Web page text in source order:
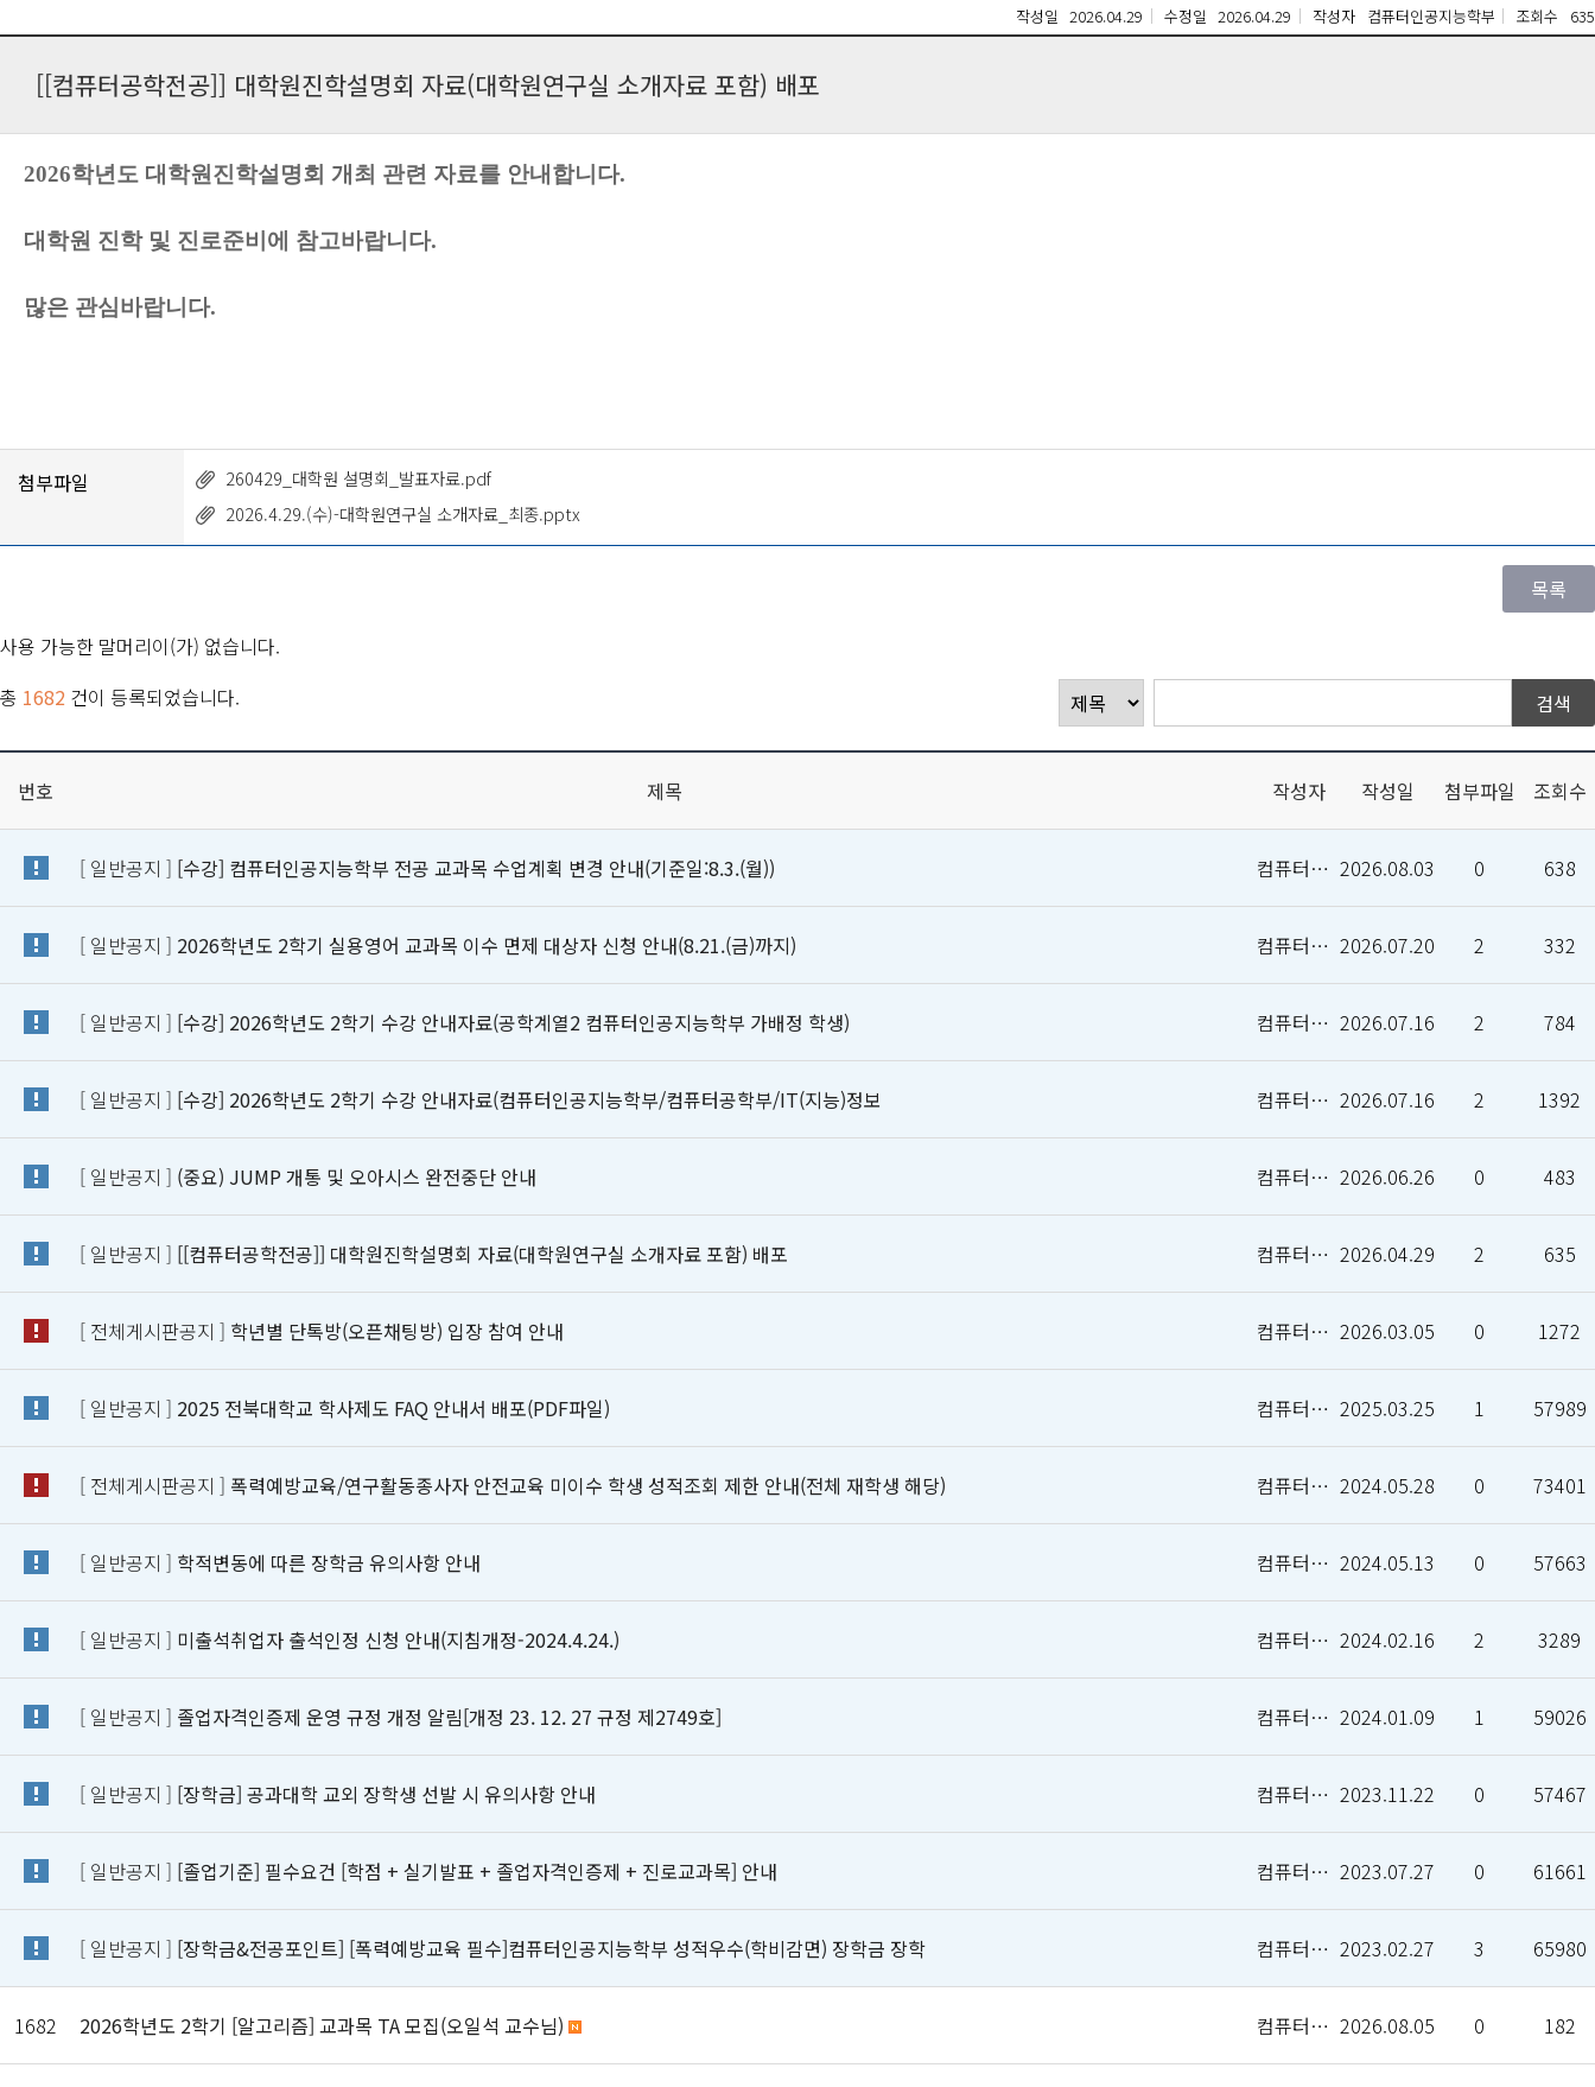
작성일 2026.04.29 수정일 2026.04.29 작성자 컴퓨터인공지능학부 조회수 635
[[컴퓨터공학전공]] 대학원진학설명회 자료(대학원연구실 소개자료 포함) 배포
2026학년도 대학원진학설명회 개최 관련 자료를 안내합니다.
대학원 진학 및 진로준비에 참고바랍니다.
많은 관심바랍니다.
첨부파일
260429_대학원 설명회_발표자료.pdf
2026.4.29.(수)-대학원연구실 소개자료_최종.pptx
사용 가능한 말머리이(가) 없습니다.
총 1682 건이 등록되었습니다.
번호 제목 작성자 작성일 첨부파일 조회수
[ 일반공지 ] [수강] 컴퓨터인공지능학부 전공 교과목 수업계획 변경 안내(기준일:8.3.(월)) 컴퓨터인공지능학부 2026.08.03 0 638
[ 일반공지 ] 2026학년도 2학기 실용영어 교과목 이수 면제 대상자 신청 안내(8.21.(금)까지) 컴퓨터인공지능학부 2026.07.20 2 332
[ 일반공지 ] [수강] 2026학년도 2학기 수강 안내자료(공학계열2 컴퓨터인공지능학부 가배정 학생) 컴퓨터인공지능학부 2026.07.16 2 784
[ 일반공지 ] [수강] 2026학년도 2학기 수강 안내자료(컴퓨터인공지능학부/컴퓨터공학부/IT(지능)정보 컴퓨터인공지능학부 2026.07.16 2 1392
[ 일반공지 ] (중요) JUMP 개통 및 오아시스 완전중단 안내 컴퓨터인공지능학부 2026.06.26 0 483
[ 일반공지 ] [[컴퓨터공학전공]] 대학원진학설명회 자료(대학원연구실 소개자료 포함) 배포 컴퓨터인공지능학부 2026.04.29 2 635
[ 전체게시판공지 ] 학년별 단톡방(오픈채팅방) 입장 참여 안내 컴퓨터인공지능학부 2026.03.05 0 1272
[ 일반공지 ] 2025 전북대학교 학사제도 FAQ 안내서 배포(PDF파일) 컴퓨터인공지능학부 2025.03.25 1 57989
[ 전체게시판공지 ] 폭력예방교육/연구활동종사자 안전교육 미이수 학생 성적조회 제한 안내(전체 재학생 해당) 컴퓨터인공지능학부 2024.05.28 0 73401
[ 일반공지 ] 학적변동에 따른 장학금 유의사항 안내 컴퓨터인공지능학부 2024.05.13 0 57663
[ 일반공지 ] 미출석취업자 출석인정 신청 안내(지침개정-2024.4.24.) 컴퓨터인공지능학부 2024.02.16 2 3289
[ 일반공지 ] 졸업자격인증제 운영 규정 개정 알림[개정 23. 12. 27 규정 제2749호] 컴퓨터인공지능학부 2024.01.09 1 59026
[ 일반공지 ] [장학금] 공과대학 교외 장학생 선발 시 유의사항 안내 컴퓨터인공지능학부 2023.11.22 0 57467
[ 일반공지 ] [졸업기준] 필수요건 [학점 + 실기발표 + 졸업자격인증제 + 진로교과목] 안내 컴퓨터인공지능학부 2023.07.27 0 61661
[ 일반공지 ] [장학금&전공포인트] [폭력예방교육 필수]컴퓨터인공지능학부 성적우수(학비감면) 장학금 장학 컴퓨터인공지능학부 2023.02.27 3 65980
1682 2026학년도 2학기 [알고리즘] 교과목 TA 모집(오일석 교수님) 컴퓨터인공지능학부 2026.08.05 0 182